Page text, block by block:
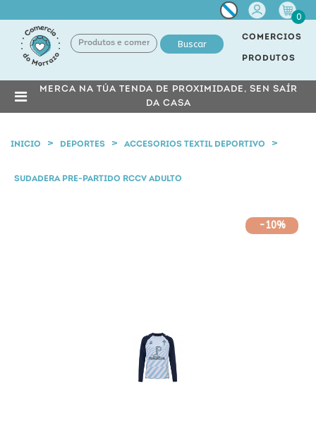
Miña
conta
0
Buscar
COMERCIOS
PRODUTOS
MERCA NA TÚA TENDA DE PROXIMIDADE, SEN SAÍR
DA CASA
INICIO DEPORTES ACCESORIOS TEXTIL DEPORTIVO
SUDADERA PRE-PARTIDO RCCV ADULTO
-10%